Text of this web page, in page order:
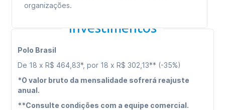
organizações.
Investimentos
Polo Brasil
De 18 x R$ 464,83*, por 18 x R$ 302,13** (-35%)
*O valor bruto da mensalidade sofrerá reajuste
anual.
**Consulte condições com a equipe comercial.